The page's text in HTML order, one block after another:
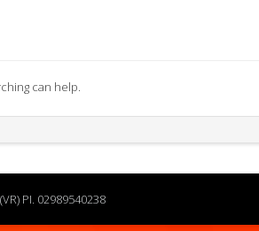
can help.
PI. 02989540238